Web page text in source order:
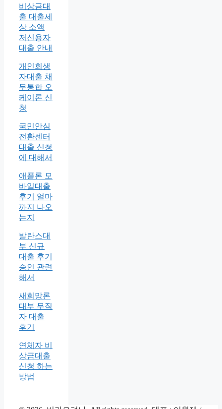
비상금대
출 대출세
상 소액
저신용자
대출 안내
개인회생
자대출 채
무통합 오
케이론 신
청
국민안심
전환센터
대출 신청
에 대해서
애플론 모
바일대출
후기 얼마
까지 나오
는지
발란스대
부 신규
대출 후기
승인 관련
해서
새희망론
대부 무직
자 대출
후기
연체자 비
상금대출
신청 하는
방법